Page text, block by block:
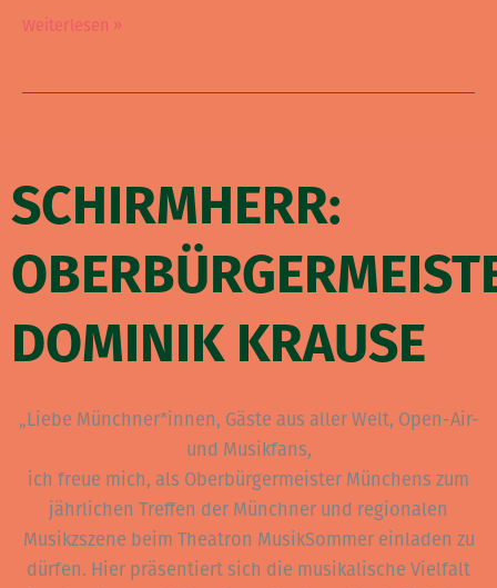
Weiterlesen »
SCHIRMHERR:
DOMINIK KRAUSE
„Liebe Münchner*innen, Gäste aus aller Welt, Open-Air-
und Musikfans,
ich freue mich, als Oberbürgermeister Münchens zum
jährlichen Treffen der Münchner und regionalen
Musikzszene beim Theatron MusikSommer einladen zu
dürfen. Hier präsentiert sich die musikalische Vielfalt